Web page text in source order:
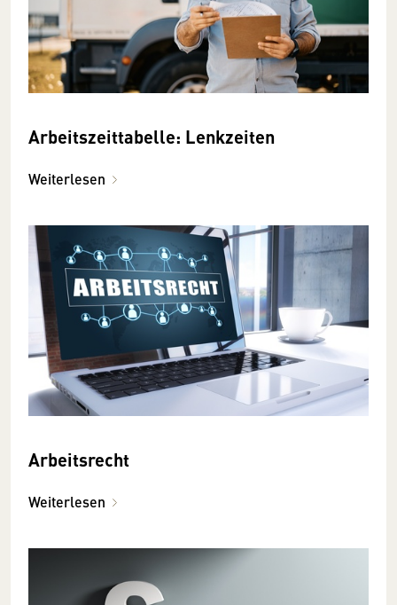
Arbeitszeittabelle: Lenkzeiten
Weiterlesen
Arbeitsrecht
Weiterlesen